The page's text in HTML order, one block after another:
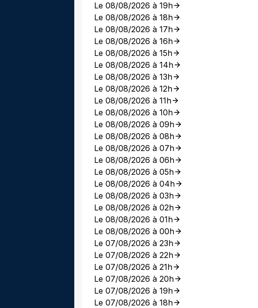
Le 08/08/2026 à 19h
Le 08/08/2026 à 18h
Le 08/08/2026 à 17h
Le 08/08/2026 à 16h
Le 08/08/2026 à 15h
Le 08/08/2026 à 14h
Le 08/08/2026 à 13h
Le 08/08/2026 à 12h
Le 08/08/2026 à 11h
Le 08/08/2026 à 10h
Le 08/08/2026 à 09h
Le 08/08/2026 à 08h
Le 08/08/2026 à 07h
Le 08/08/2026 à 06h
Le 08/08/2026 à 05h
Le 08/08/2026 à 04h
Le 08/08/2026 à 03h
Le 08/08/2026 à 02h
Le 08/08/2026 à 01h
Le 08/08/2026 à 00h
Le 07/08/2026 à 23h
Le 07/08/2026 à 22h
Le 07/08/2026 à 21h
Le 07/08/2026 à 20h
Le 07/08/2026 à 19h
Le 07/08/2026 à 18h